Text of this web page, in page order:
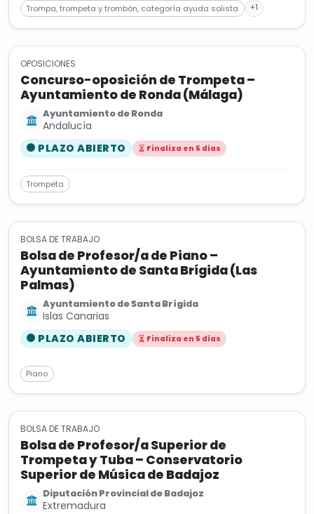
Trompa, trompeta y trombón, categoría ayuda solista
+1
OPOSICIONES
Concurso-oposición de Trompeta –
Ayuntamiento de Ronda (Málaga)
Ayuntamiento de Ronda
Andalucía
PLAZO ABIERTO
Finaliza en 5 días
Trompeta
BOLSA DE TRABAJO
Bolsa de Profesor/a de Piano –
Ayuntamiento de Santa Brígida (Las
Palmas)
Ayuntamiento de Santa Brígida
Islas Canarias
PLAZO ABIERTO
Finaliza en 5 días
Piano
BOLSA DE TRABAJO
Bolsa de Profesor/a Superior de
Trompeta y Tuba – Conservatorio
Superior de Música de Badajoz
Diputación Provincial de Badajoz
Extremadura